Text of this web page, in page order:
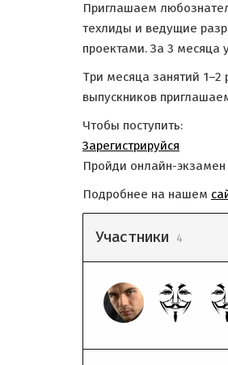
Приглашаем
техлиды и ведущие
проектами. За 3 месяца
Три месяца занятий
выпускников
Чтобы поступить:
Зарегистрируйся
Пройди онлайн-
Подробнее на нашем
Участники 4